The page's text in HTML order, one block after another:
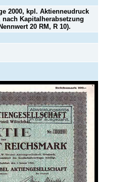
2000, kpl. Aktienneudruck
Kapitalherabsetzung
20 RM, R 10).